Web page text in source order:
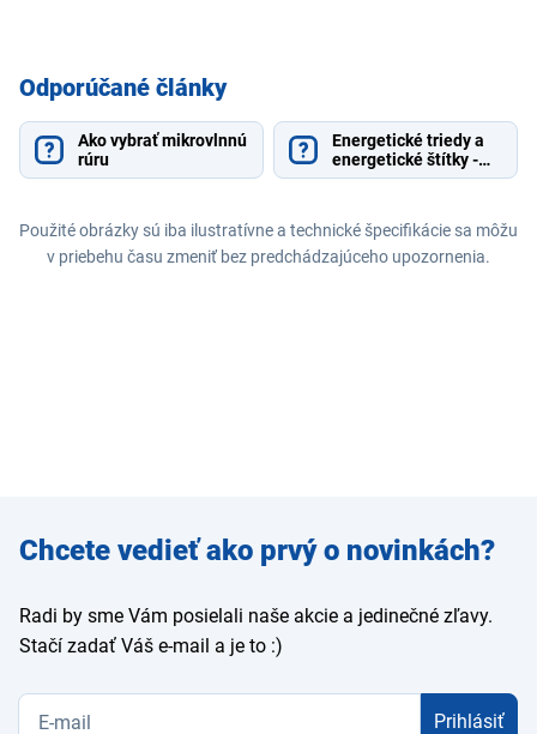
Odporúčané články
Ako vybrať mikrovlnnú
rúru
Energetické triedy a
energetické štítky -
vysvetlenie
Použité obrázky sú iba ilustratívne a technické špecifikácie sa môžu
v priebehu času zmeniť bez predchádzajúceho upozornenia.
Zadajte
e-mail
Chcete vedieť ako prvý o novinkách?
Radi by sme Vám posielali naše akcie a jedinečné zľavy.
Stačí zadať Váš e-mail a je to :)
Prihlásiť